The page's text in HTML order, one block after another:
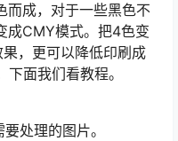
成，对于一些黑色不
成CMY模式。把4色变
，更可以降低印刷成
面我们看教程。
处理的图片。